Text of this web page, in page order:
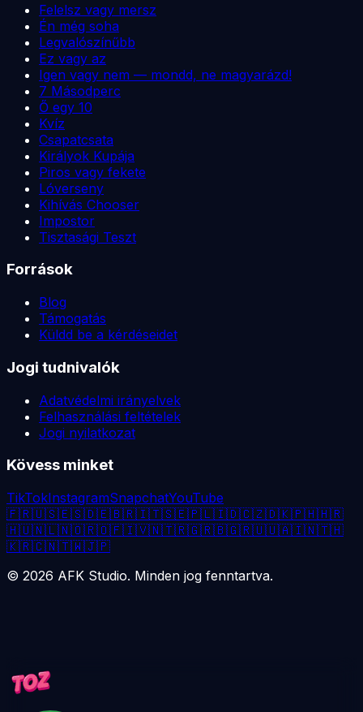
Felelsz vagy mersz
Én még soha
Legvalószínűbb
Ez vagy az
Igen vagy nem — mondd, ne magyarázd!
7 Másodperc
Ő egy 10
Kvíz
Csapatcsata
Királyok Kupája
Piros vagy fekete
Lóverseny
Kihívás Chooser
Impostor
Tisztasági Teszt
Források
Blog
Támogatás
Küldd be a kérdéseidet
Jogi tudnivalók
Adatvédelmi irányelvek
Felhasználási feltételek
Jogi nyilatkozat
Kövess minket
TikTokInstagramSnapchatYouTube
🇫🇷🇺🇸🇪🇸🇩🇪🇧🇷🇮🇹🇸🇪🇵🇱🇮🇩🇨🇿🇩🇰🇵🇭🇭🇷
🇭🇺🇳🇱🇳🇴🇷🇴🇫🇮🇻🇳🇹🇷🇬🇷🇧🇬🇷🇺🇺🇦🇮🇳🇹🇭
🇰🇷🇨🇳🇹🇼🇯🇵
© 2026 AFK Studio. Minden jog fenntartva.